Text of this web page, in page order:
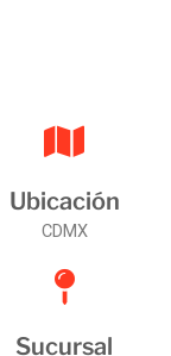
Ubicación
CDMX
Sucursal